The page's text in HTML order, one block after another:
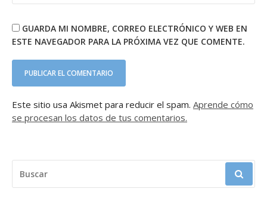
GUARDA MI NOMBRE, CORREO ELECTRÓNICO Y WEB EN
ESTE NAVEGADOR PARA LA PRÓXIMA VEZ QUE COMENTE.
Este sitio usa Akismet para reducir el spam. Aprende cómo
se procesan los datos de tus comentarios.